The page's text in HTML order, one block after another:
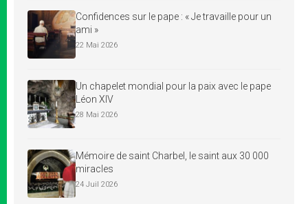
Confidences sur le pape : « Je travaille pour un
ami »
22 Mai 2026
Un chapelet mondial pour la paix avec le pape
Léon XIV
28 Mai 2026
Mémoire de saint Charbel, le saint aux 30 000
miracles
24 Juil 2026